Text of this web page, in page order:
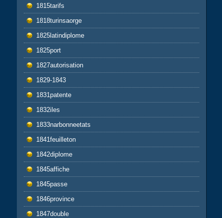
1815tarifs
1818turinsaorge
1825latindiplome
1825port
1827autorisation
1829-1843
1831patente
1832iles
1833narbonneetats
1841feuilleton
1842diplome
1845affiche
1845passe
1846province
1847double